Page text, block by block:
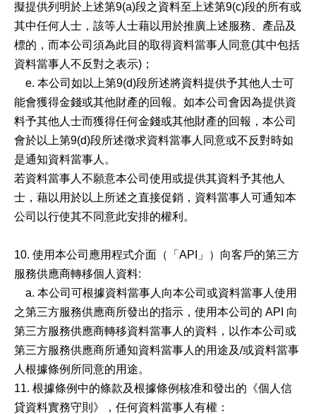
擬提供列明於上述第9(a)段之資料至上述第9(c)段的所有或
其中任何人士，該等人士藉以用於推廣上述服務、產品及
標的，而本公司須為此目的取得資料當事人同意(其中包括
資料當事人不反對之表示)；
e. 本公司如以上第9(d)段所述將資料提供予其他人士可
能會獲得金錢或其他財產的回報。如本公司會因為提供資
料予其他人士而獲得任何金錢或其他財產的回報，本公司
會於以上第9(d)段所述徵求資料當事人同意或不反對時如
是通知資料當事人。
若資料當事人不願意本公司使用或提供其資料予其他人
士，藉以用於以上所述之直接促銷，資料當事人可通知本
公司以行使其不同意此安排的權利。
10. 使用本公司應用程式介面（「API」）向客戶的第三方
服務供應商轉移個人資料:
a. 本公司可根據資料當事人向本公司或資料當事人使用
之第三方服務供應商所發出的指示，使用本公司的 API 向
第三方服務供應商轉移資料當事人的資料，以作本公司或
第三方服務供應商所通知資料當事人的用途及/或資料當事
人根據條例所同意的用途。
11. 根據條例中的條款及根據條例核准和發出的《個人信
貸資料實務守則》，任何資料當事人有權：